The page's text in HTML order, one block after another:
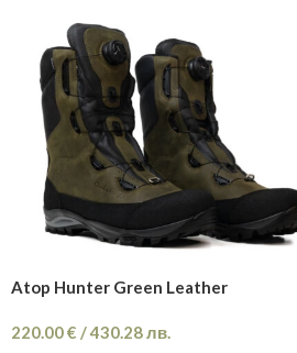
Atop Hunter Green Leather
220.00€ /430.28лв.